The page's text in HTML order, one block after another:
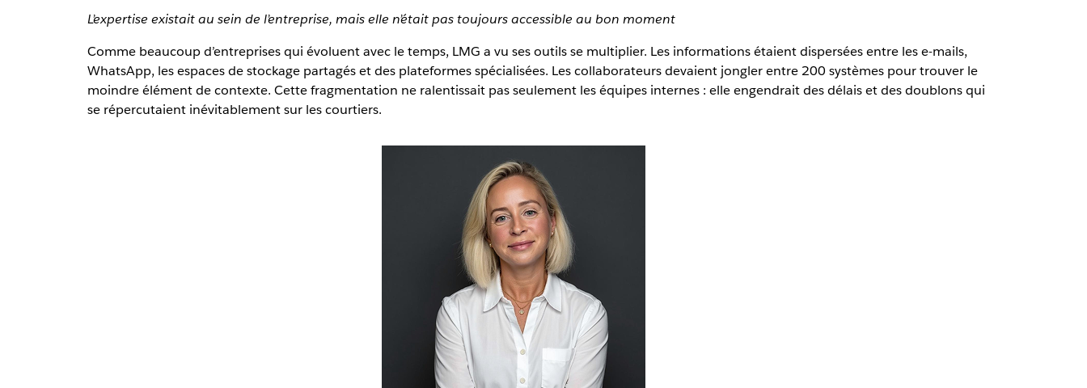
L’expertise existait au sein de l’entreprise, mais elle n’était pas toujours accessible au bon moment
Comme beaucoup d’entreprises qui évoluent avec le temps, LMG a vu ses outils se multiplier. Les informations étaient dispersées entre les e-mails,
WhatsApp, les espaces de stockage partagés et des plateformes spécialisées. Les collaborateurs devaient jongler entre 200 systèmes pour trouver le
moindre élément de contexte. Cette fragmentation ne ralentissait pas seulement les équipes internes : elle engendrait des délais et des doublons qui
se répercutaient inévitablement sur les courtiers.